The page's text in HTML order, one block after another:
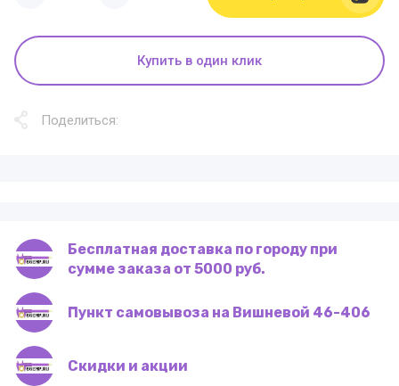
Купить в один клик
Поделиться:
Бесплатная доставка по городу при
сумме заказа от 5000 руб.
Пункт самовывоза на Вишневой 46-406
Скидки и акции